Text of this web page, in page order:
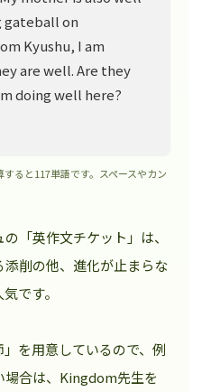
gateball on
Kyushu, I am
are well. Are they
doing well here?
ると117単語です。スペースやカン
「英作文チケット」は、
添削の他、進化が止まらな
です。
を用意しているので、例
場合は、Kingdom先生を